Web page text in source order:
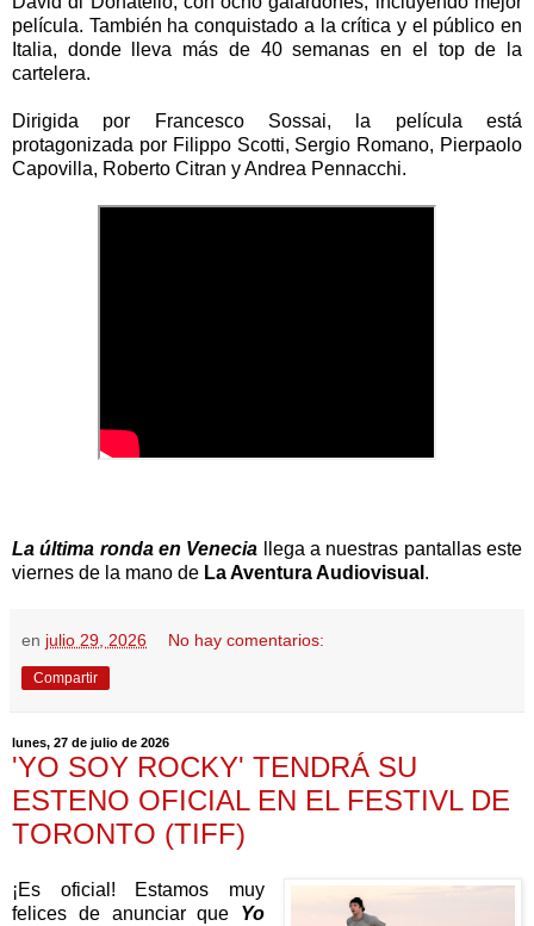
película. También ha conquistado a la crítica y el público en
Italia, donde lleva más de 40 semanas en el top de la
cartelera.
Dirigida por Francesco Sossai, la película está
protagonizada por Filippo Scotti, Sergio Romano, Pierpaolo
Capovilla, Roberto Citran y Andrea Pennacchi.
La última ronda en Venecia
llega a nuestras pantallas este
viernes de la mano de La Aventura Audiovisual .
en julio 29, 2026 No hay comentarios:
Compartir
lunes, 27 de julio de 2026
'YO SOY ROCKY' TENDRÁ SU
ESTENO OFICIAL EN EL FESTIVL DE
TORONTO (TIFF)
¡Es oficial! Estamos muy
felices de anunciar que Yo